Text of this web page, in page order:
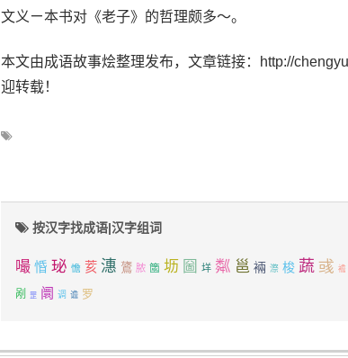
文义ㄧ本书对《老子》的哲理颇多～。
本文由成语故事烩整理发布，文章链接：http://
迎转载！
按汉字找成语|汉字组词
嘬 惛 珌 憺 荄 潓 鷟 脓 簂 坜 圙 垟 粼 邕 裲 漈 梭 蔬 彧 襜
剐 罡 阛 调 谵 罗